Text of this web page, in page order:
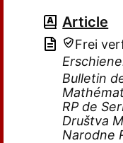
Article
Frei
Bulletin
RP de
Društva
Narodne